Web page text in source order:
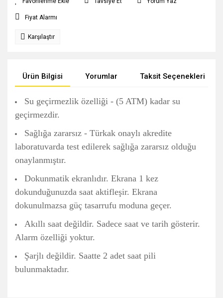
Fiyat Alarmı
Karşılaştır
Ürün Bilgisi Yorumlar Taksit Seçenekleri
Su geçirmezlik özelliği - (5 ATM) kadar su
geçirmezdir.
Sağlığa zararsız - Türkak onaylı akredite
laboratuvarda test edilerek sağlığa zararsız olduğu
onaylanmıştır.
Dokunmatik ekranlıdır. Ekrana 1 kez
dokunduğunuzda saat aktifleşir. Ekrana
dokunulmazsa güç tasarrufu moduna geçer.
Akıllı saat değildir. Sadece saat ve tarih gösterir.
Alarm özelliği yoktur.
Şarjlı değildir. Saatte 2 adet saat pili
bulunmaktadır.